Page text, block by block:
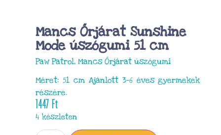
Mancs Őrjárat Sunshine
Mode úszógumi 51 cm
Paw Patrol, Mancs Őrjárat úszógumi
Méret: 51 cm Ajánlott 3-6 éves gyermekek
részére.
1447Ft
4 készleten